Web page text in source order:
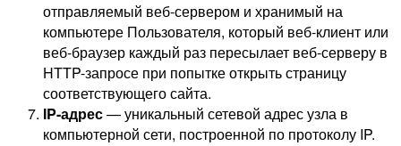
отправляемый веб-сервером и хранимый на
компьютере Пользователя, который веб-клиент или
веб-браузер каждый раз пересылает веб-серверу в
HTTP-запросе при попытке открыть страницу
соответствующего сайта.
IP-адрес— уникальный сетевой адрес узла в
компьютерной сети, построенной по протоколу IP.